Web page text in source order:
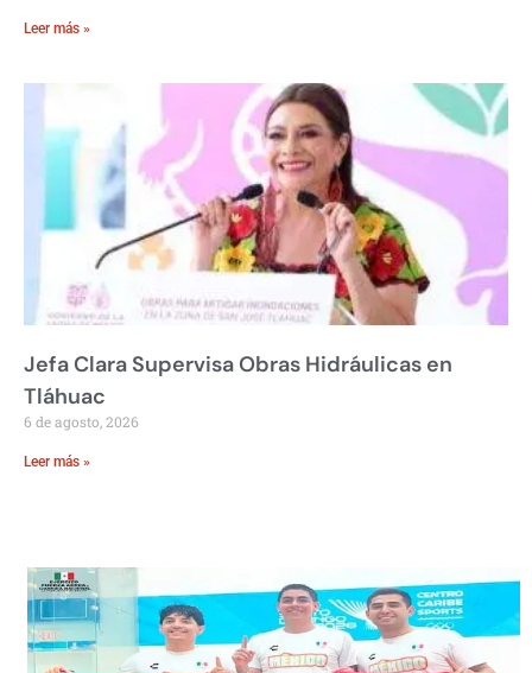
Leer más »
Jefa Clara Supervisa Obras Hidráulicas en
Tláhuac
6 de agosto, 2026
Leer más »